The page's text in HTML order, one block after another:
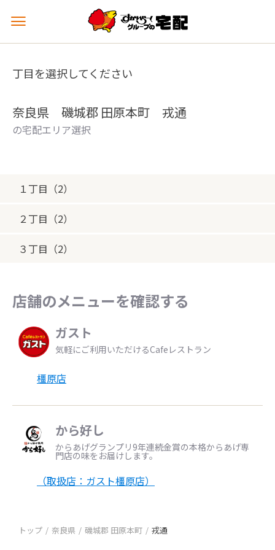
メ
ュ
を
丁目を選択してください
奈良県 磯城郡 田原本町 戎通
の宅配エリア選択
１丁目（2）
２丁目（2）
３丁目（2）
店舗のメニューを確認する
ガスト
気軽にご利用いただけるCafeレストラン
橿原店
から好し
からあげグランプリ9年連続金賞の本格からあげ専
門店の味をお届けします。
（取扱店：ガスト橿原店）
トップ 奈良県 磯城郡 田原本町 戎通